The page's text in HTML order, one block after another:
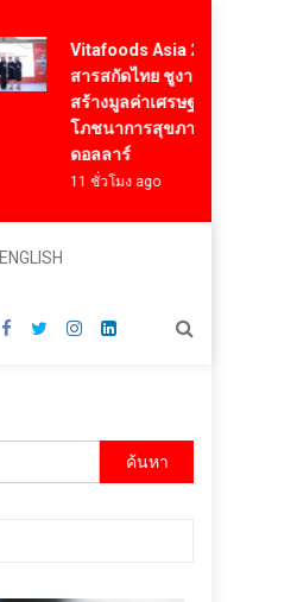
Vitafoods Asia 2026 ตัวเร่งอุตสาหกร
สารสกัดไทย ชูงานวิจัย – เครือข่ายโลก
สร้างมูลค่าเศรษฐกิจใหม่ ขานรับตลาด
โภชนาการสุขภาพโลกโตทะลุล้านล้าน
ดอลลาร์
11 ชั่วโมง ago
ENGLISH
ค้นหา